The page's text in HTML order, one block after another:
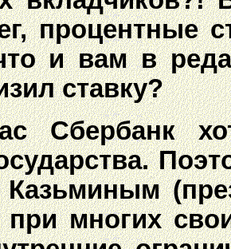
процентные
и вам в
ставку?
Сбербанк
многих